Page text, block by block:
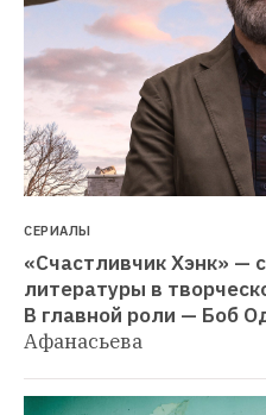
СЕРИАЛЫ
«Счастливчик Хэнк» —
литературы в
В главной роли — Боб
Афанасьева